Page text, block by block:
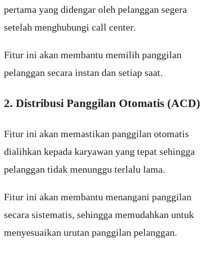
pertama yang didengar oleh pelanggan segera
setelah menghubungi call center.
Fitur ini akan membantu memilih panggilan
pelanggan secara instan dan setiap saat.
2. Distribusi Panggilan Otomatis (ACD)
Fitur ini akan memastikan panggilan otomatis
dialihkan kepada karyawan yang tepat sehingga
pelanggan tidak menunggu terlalu lama.
Fitur ini akan membantu menangani panggilan
secara sistematis, sehingga memudahkan untuk
menyesuaikan urutan panggilan pelanggan.